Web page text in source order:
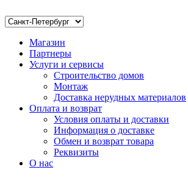
Магазин
Партнеры
Услуги и сервисы
Строительство домов
Монтаж
Доставка нерудных материалов
Оплата и возврат
Условия оплаты и доставки
Информация о доставке
Обмен и возврат товара
Реквизиты
О нас